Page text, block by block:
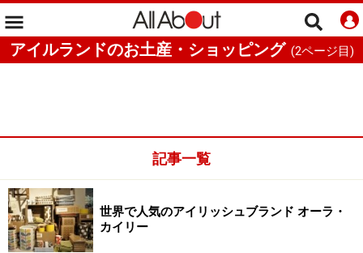
アイルランドのお土産・ショッピング (2ページ目)
記事一覧
世界で人気のアイリッシュブランド オーラ・
カイリー